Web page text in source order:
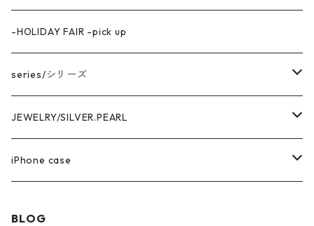
-HOLIDAY FAIR -pick up
series/シリーズ
中空構造デザイン
marina series/マリーナシリーズ
getsumen series/月面シリーズ
JEWELRY/SILVER.PEARL
PIRCE & EARRNG
iPhone case
BLOG